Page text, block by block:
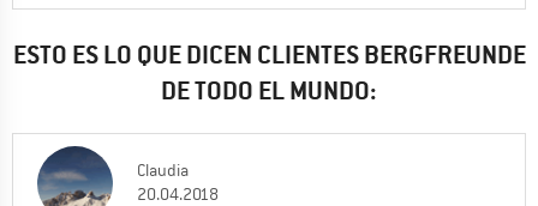
ESTO ES LO QUE DICEN CLIENTES BERGFREUNDE
DE TODO EL MUNDO:
Claudia
20.04.2018